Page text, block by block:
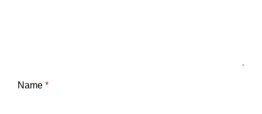
Name *